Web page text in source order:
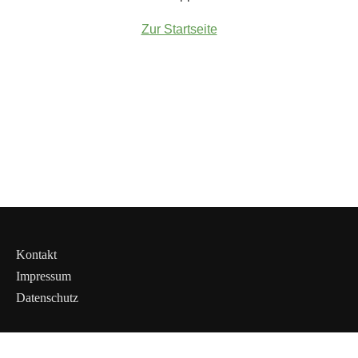
Zur Startseite
Kontakt
Impressum
Datenschutz